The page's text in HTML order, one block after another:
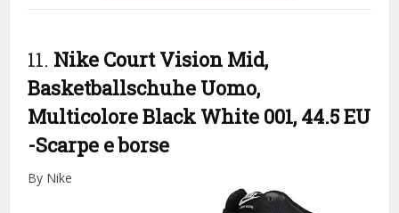
11. Nike Court Vision Mid,
Basketballschuhe Uomo,
Multicolore Black White 001, 44.5 EU
-Scarpe e borse
By Nike